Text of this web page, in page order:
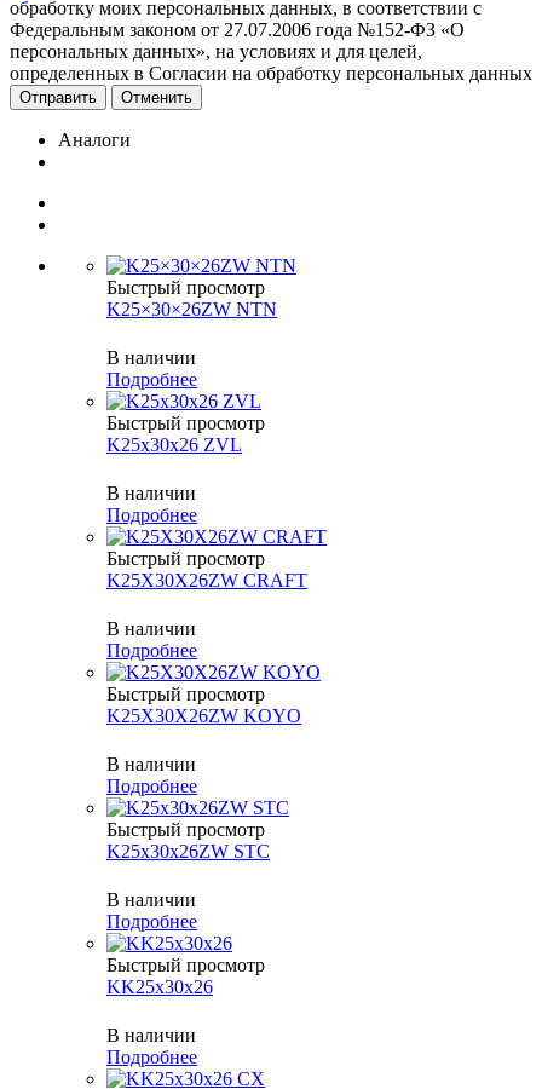
обработку моих персональных данных, в соответствии с
Федеральным законом от 27.07.2006 года №152-ФЗ «О
персональных данных», на условиях и для целей,
определенных в Согласии на обработку персональных данных
Отменить
Аналоги
Быстрый просмотр
K25×30×26ZW NTN
В наличии
Подробнее
Быстрый просмотр
K25x30x26 ZVL
В наличии
Подробнее
Быстрый просмотр
K25X30X26ZW CRAFT
В наличии
Подробнее
Быстрый просмотр
K25X30X26ZW KOYO
В наличии
Подробнее
Быстрый просмотр
K25x30x26ZW STC
В наличии
Подробнее
Быстрый просмотр
KK25x30x26
В наличии
Подробнее